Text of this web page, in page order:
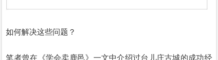
如何解决这些问题？
笔者曾在《学会卖鹿邑》一文中介绍过台儿庄古城的成功经